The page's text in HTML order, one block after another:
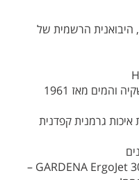
הרשמית של
מאז 1961
איכות גרמנית קפדנית
שדרג את חווית הגינון שלך עם GARDENA ErgoJet 3000 –